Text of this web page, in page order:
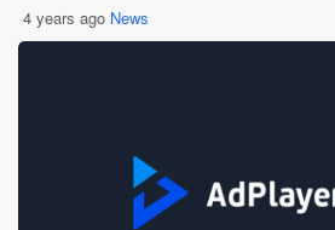
4 years ago News